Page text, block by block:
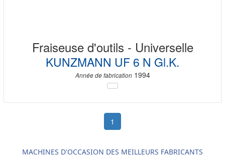
Fraiseuse d'outils - Universelle
KUNZMANN UF 6 N Gl.K.
Année de fabrication1994
1
MACHINES D'OCCASION DES MEILLEURS FABRICANTS